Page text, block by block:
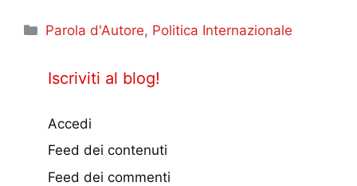
Categorie
Parola d'Autore, Politica Internazionale
Iscriviti al blog!
Accedi
Feed dei contenuti
Feed dei commenti